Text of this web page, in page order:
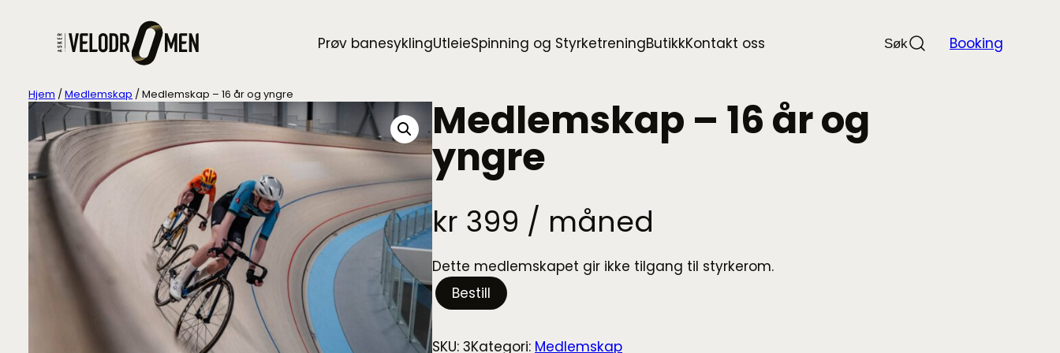
Prøv banesyklingUtleieSpinning og StyrketreningButikkKontakt oss Søk
etter
Søk
Nullstill Booking
Hjem /Medlemskap / Medlemskap – 16 år og yngre Medlemskap – 16 år og
yngre
kr 399 / måned
Dette medlemskapet gir ikke tilgang til styrkerom.
M
e
d
l
Bestill
SKU: 3Kategori: Medlemskap